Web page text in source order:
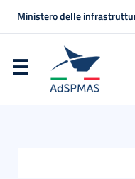
Ministero delle